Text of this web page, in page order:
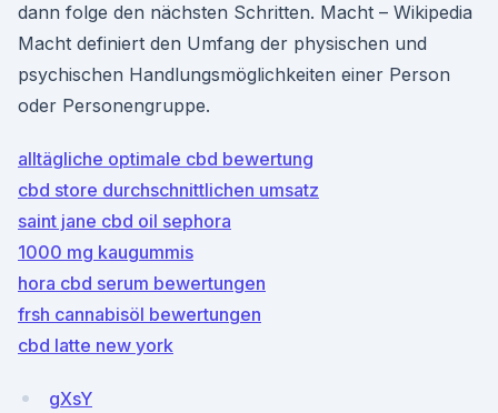
dann folge den nächsten Schritten. Macht – Wikipedia
Macht definiert den Umfang der physischen und
psychischen Handlungsmöglichkeiten einer Person
oder Personengruppe.
alltägliche optimale cbd bewertung
cbd store durchschnittlichen umsatz
saint jane cbd oil sephora
1000 mg kaugummis
hora cbd serum bewertungen
frsh cannabisöl bewertungen
cbd latte new york
gXsY